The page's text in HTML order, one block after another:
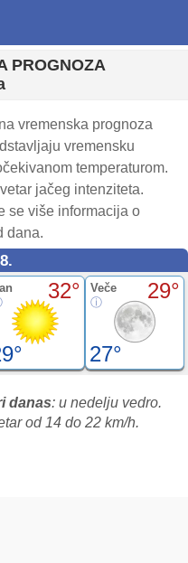
PROGNOZA
vremenska prognoza
vremensku
temperaturom.
jačeg intenziteta.
se više informacija o
dana.
32° Veče 29°
27°
danas: u nedelju vedro.
od 14 do 22 km/h.